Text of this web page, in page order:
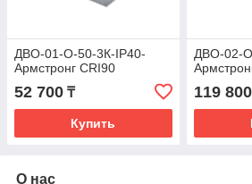
ДВО-01-О-50-3К-IP40-
Армстронг CRI90
52 700 ₸
Купить
ДВО-02-
119 800
О нас